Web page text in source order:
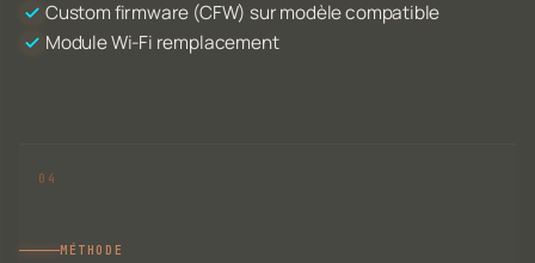
Custom firmware (CFW) sur modèle compatible
Module Wi-Fi remplacement
MÉTHODE